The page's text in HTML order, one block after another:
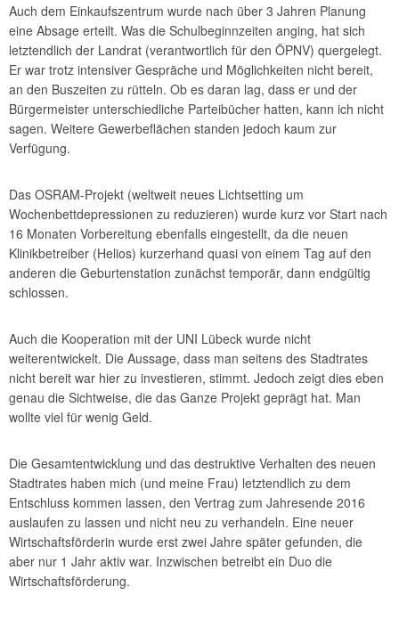
Auch dem Einkaufszentrum wurde nach über 3 Jahren Planung
eine Absage erteilt. Was die Schulbeginnzeiten anging, hat sich
letztendlich der Landrat (verantwortlich für den ÖPNV) quergelegt.
Er war trotz intensiver Gespräche und Möglichkeiten nicht bereit,
an den Buszeiten zu rütteln. Ob es daran lag, dass er und der
Bürgermeister unterschiedliche Parteibücher hatten, kann ich nicht
sagen. Weitere Gewerbeflächen standen jedoch kaum zur
Verfügung.
Das OSRAM-Projekt (weltweit neues Lichtsetting um
Wochenbettdepressionen zu reduzieren) wurde kurz vor Start nach
16 Monaten Vorbereitung ebenfalls eingestellt, da die neuen
Klinikbetreiber (Helios) kurzerhand quasi von einem Tag auf den
anderen die Geburtenstation zunächst temporär, dann endgültig
schlossen.
Auch die Kooperation mit der UNI Lübeck wurde nicht
weiterentwickelt. Die Aussage, dass man seitens des Stadtrates
nicht bereit war hier zu investieren, stimmt. Jedoch zeigt dies eben
genau die Sichtweise, die das Ganze Projekt geprägt hat. Man
wollte viel für wenig Geld.
Die Gesamtentwicklung und das destruktive Verhalten des neuen
Stadtrates haben mich (und meine Frau) letztendlich zu dem
Entschluss kommen lassen, den Vertrag zum Jahresende 2016
auslaufen zu lassen und nicht neu zu verhandeln. Eine neuer
Wirtschaftsförderin wurde erst zwei Jahre später gefunden, die
aber nur 1 Jahr aktiv war. Inzwischen betreibt ein Duo die
Wirtschaftsförderung.